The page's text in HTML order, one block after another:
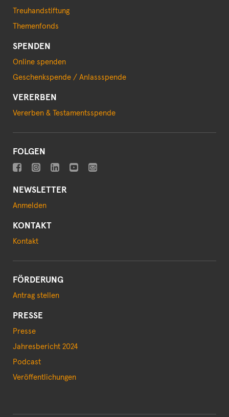
Treuhandstiftung
Themenfonds
SPENDEN
Online spenden
Geschenkspende / Anlassspende
VERERBEN
Vererben & Testamentsspende
FOLGEN
NEWSLETTER
Anmelden
KONTAKT
Kontakt
FÖRDERUNG
Antrag stellen
PRESSE
Presse
Jahresbericht 2024
Podcast
Veröffentlichungen